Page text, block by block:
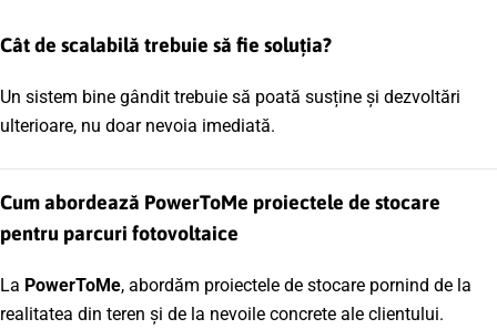
Cât de scalabilă trebuie să fie soluția?
Un sistem bine gândit trebuie să poată susține și dezvoltări
ulterioare, nu doar nevoia imediată.
Cum abordează PowerToMe proiectele de stocare
pentru parcuri fotovoltaice
La PowerToMe, abordăm proiectele de stocare pornind de la
realitatea din teren și de la nevoile concrete ale clientului.